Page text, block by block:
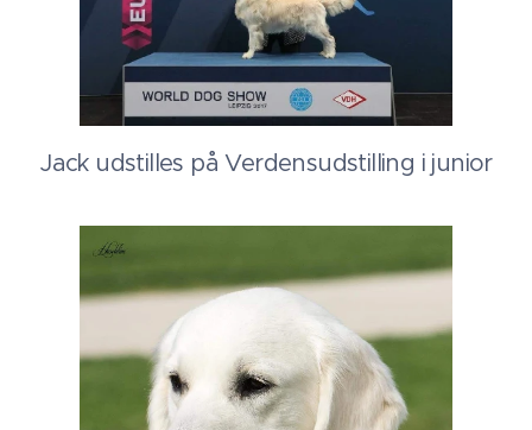
Jack udstilles på Verdensudstilling i junior